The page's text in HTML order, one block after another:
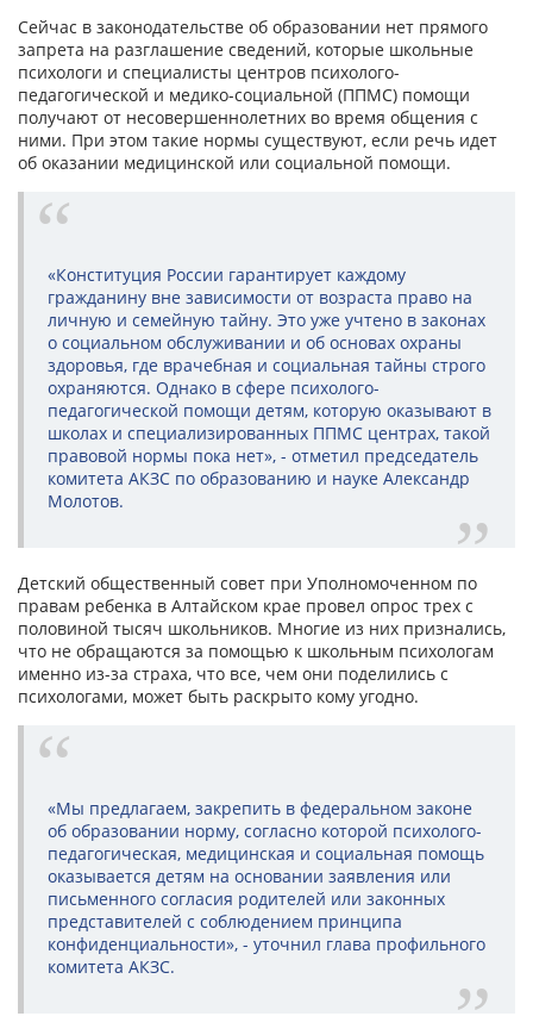
Сейчас в законодательстве об образовании нет прямого
запрета на разглашение сведений, которые школьные
психологи и специалисты центров психолого-
педагогической и медико-социальной (ППМС) помощи
получают от несовершеннолетних во время общения с
ними. При этом такие нормы существуют, если речь идет
об оказании медицинской или социальной помощи.
«Конституция России гарантирует каждому
гражданину вне зависимости от возраста право на
личную и семейную тайну. Это уже учтено в законах
о социальном обслуживании и об основах охраны
здоровья, где врачебная и социальная тайны строго
охраняются. Однако в сфере психолого-
педагогической помощи детям, которую оказывают в
школах и специализированных ППМС центрах, такой
правовой нормы пока нет», - отметил председатель
комитета АКЗС по образованию и науке Александр
Молотов.
Детский общественный совет при Уполномоченном по
правам ребенка в Алтайском крае провел опрос трех с
половиной тысяч школьников. Многие из них признались,
что не обращаются за помощью к школьным психологам
именно из-за страха, что все, чем они поделились с
психологами, может быть раскрыто кому угодно.
«Мы предлагаем, закрепить в федеральном законе
об образовании норму, согласно которой психолого-
педагогическая, медицинская и социальная помощь
оказывается детям на основании заявления или
письменного согласия родителей или законных
представителей с соблюдением принципа
конфиденциальности», - уточнил глава профильного
комитета АКЗС.